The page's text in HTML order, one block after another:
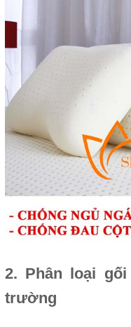
2. Phân loại
trường